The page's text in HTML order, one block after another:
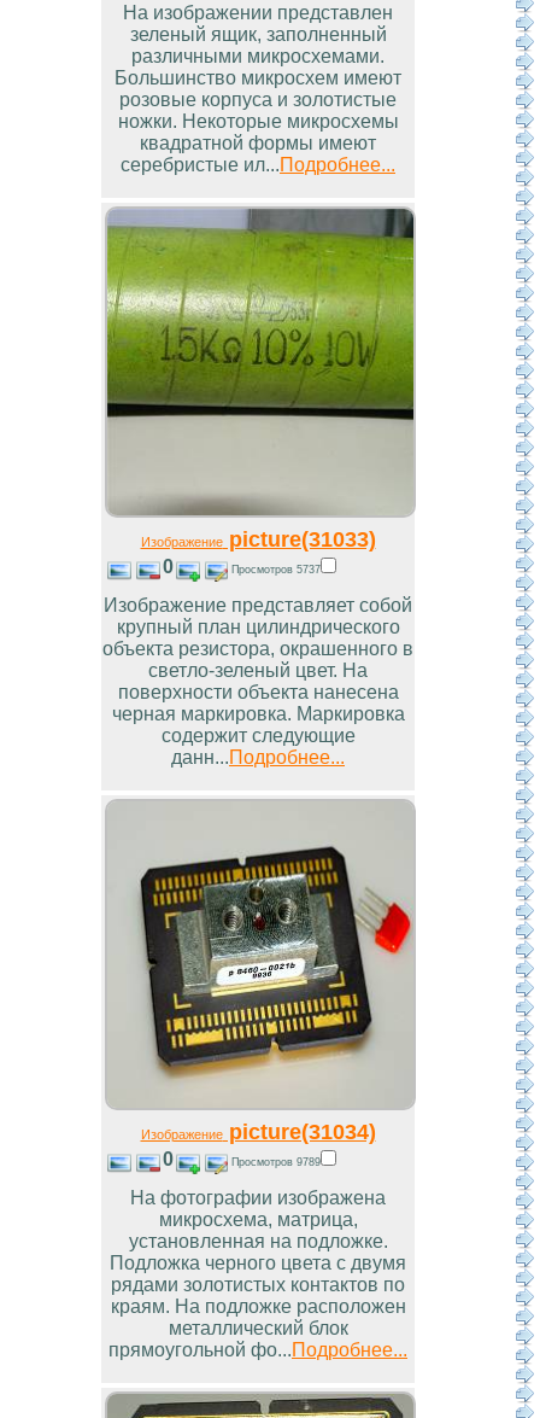
На изображении представлен
зеленый ящик, заполненный
различными микросхемами.
Большинство микросхем имеют
розовые корпуса и золотистые
ножки. Некоторые микросхемы
квадратной формы имеют
серебристые ил...Подробнее...
Изображениеpicture(31033)
0 Просмотров 5737
Изображение представляет собой
крупный план цилиндрического
объекта резистора, окрашенного в
светло-зеленый цвет. На
поверхности объекта нанесена
черная маркировка. Маркировка
содержит следующие
данн...Подробнее...
Изображениеpicture(31034)
0 Просмотров 9789
На фотографии изображена
микросхема, матрица,
установленная на подложке.
Подложка черного цвета с двумя
рядами золотистых контактов по
краям. На подложке расположен
металлический блок
прямоугольной фо...Подробнее...